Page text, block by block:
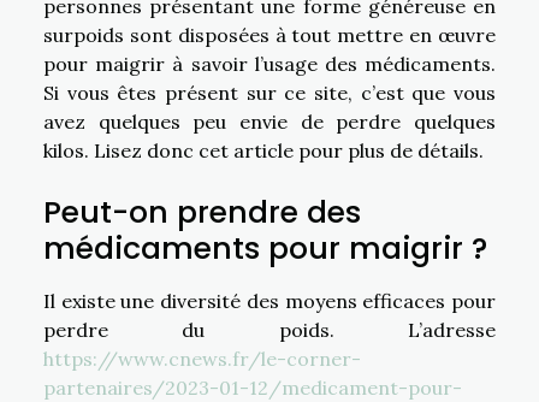
personnes présentant une forme généreuse en
surpoids sont disposées à tout mettre en œuvre
pour maigrir à savoir l’usage des médicaments.
Si vous êtes présent sur ce site, c’est que vous
avez quelques peu envie de perdre quelques
kilos. Lisez donc cet article pour plus de détails.
Peut-on prendre des
médicaments pour maigrir ?
Il existe une diversité des moyens efficaces pour
perdre du poids. L’adresse
https://www.cnews.fr/le-corner-
partenaires/2023-01-12/medicament-pour-